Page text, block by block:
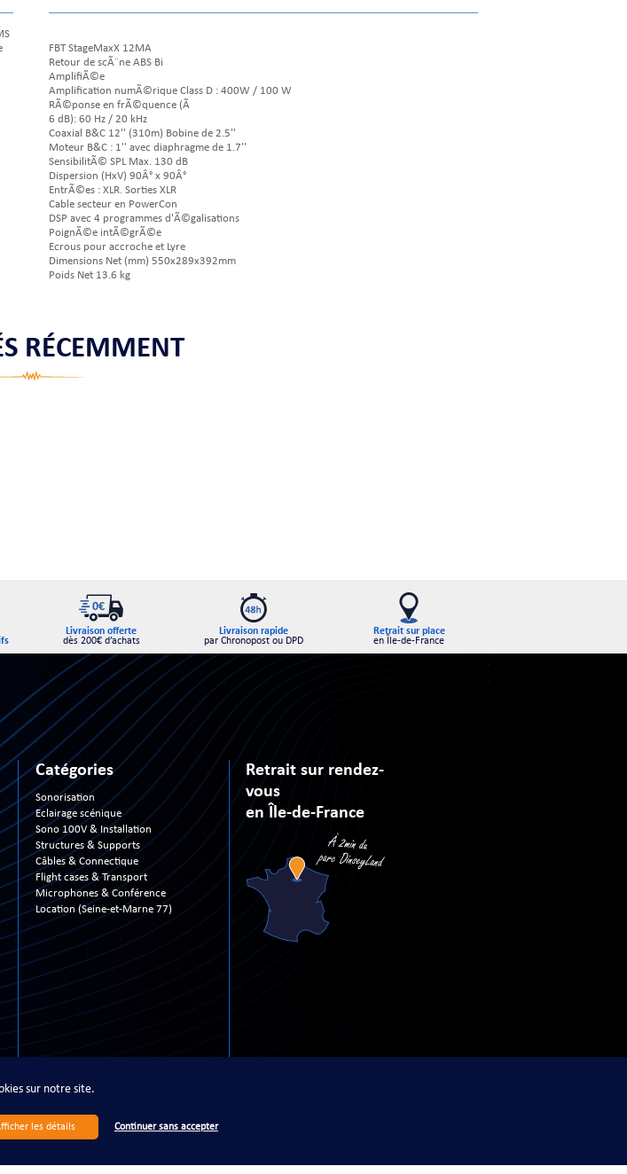
sur notre site.
les détails Continuer sans accepter
FBT StageMaxX 12MA
Retour de scÃ¨ne ABS Bi
AmplifiÃ©e
Amplification numÃ©rique Class D : 400W / 100 W
RÃ©ponse en frÃ©quence (Ã
6 dB): 60 Hz / 20 kHz
Coaxial B&C 12'' (310m) Bobine de 2.5''
Moteur B&C : 1'' avec diaphragme de 1.7''
SensibilitÃ© SPL Max. 130 dB
Dispersion (HxV) 90Â° x 90Â°
EntrÃ©es : XLR. Sorties XLR
Cable secteur en PowerCon
DSP avec 4 programmes d'Ã©galisations
PoignÃ©e intÃ©grÃ©e
Ecrous pour accroche et Lyre
Dimensions Net (mm) 550x289x392mm
Poids Net 13.6 kg
RÉCEMMENT
Livraison offerte
dès 200€ d’achats
Livraison rapide
par Chronopost ou DPD
Retrait sur place
en Île-de-France
Catégories
Sonorisation
Eclairage scénique
Sono 100V & Installation
Structures & Supports
Câbles & Connectique
Flight cases & Transport
Microphones & Conférence
Location (Seine-et-Marne 77)
Retrait sur rendez-
vous
en Île-de-France
Right Reserved - Tous droits réservés - Site réalisé par
sur notre site.
les détails Continuer sans accepter